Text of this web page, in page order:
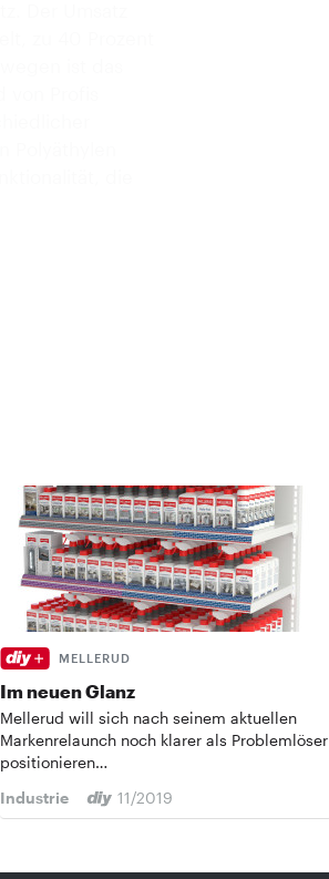
MELLERUD
Im neuen Glanz
Mellerud will sich nach seinem aktuellen
Markenrelaunch noch klarer als Problemlöser
positionieren…
Industrie
11/2019